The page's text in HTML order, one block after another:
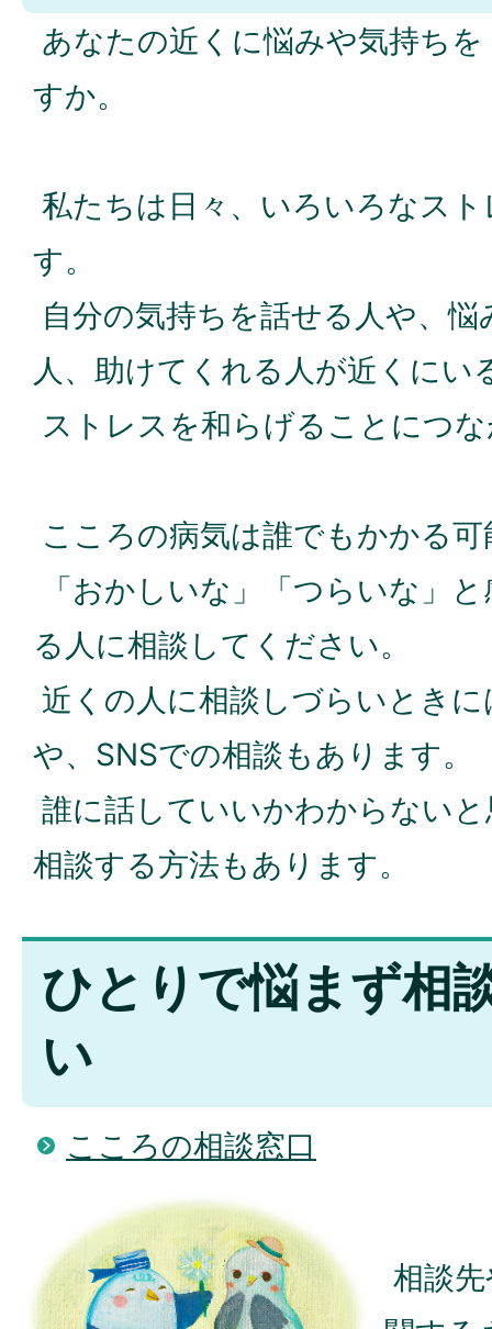
あなたの近くに悩みや気持ち
すか。
私たちは日々、いろいろなス
す。
自分の気持ちを話せる人や、
人、助けてくれる人が近くにい
ストレスを和らげることにつ
こころの病気は誰でもかかる
「おかしいな」「つらいな」
る人に相談してください。
近くの人に相談しづらいとき
や、SNSでの相談もあります。
誰に話していいかわからない
相談する方法もあります。
ひとりで悩まず相
い
こころの相談窓口
相談